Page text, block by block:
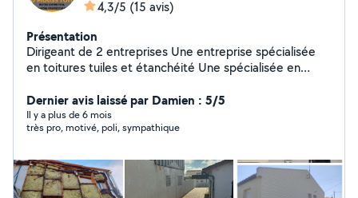
4,3/5 (15 avis)
Présentation
Dirigeant de 2 entreprises Une entreprise spécialisée
en toitures tuiles et étanchéité Une spécialisée en
sur nous pour vos travaux ! Nous travaillons avec des
fournisseurs professionnels et Ford fiches technique de
chaque produits sont disponibles. À bientôt pour vos
Dernier avis laissé par Damien : 5/5
Il y a plus de 6 mois
très pro, motivé, poli, sympathique